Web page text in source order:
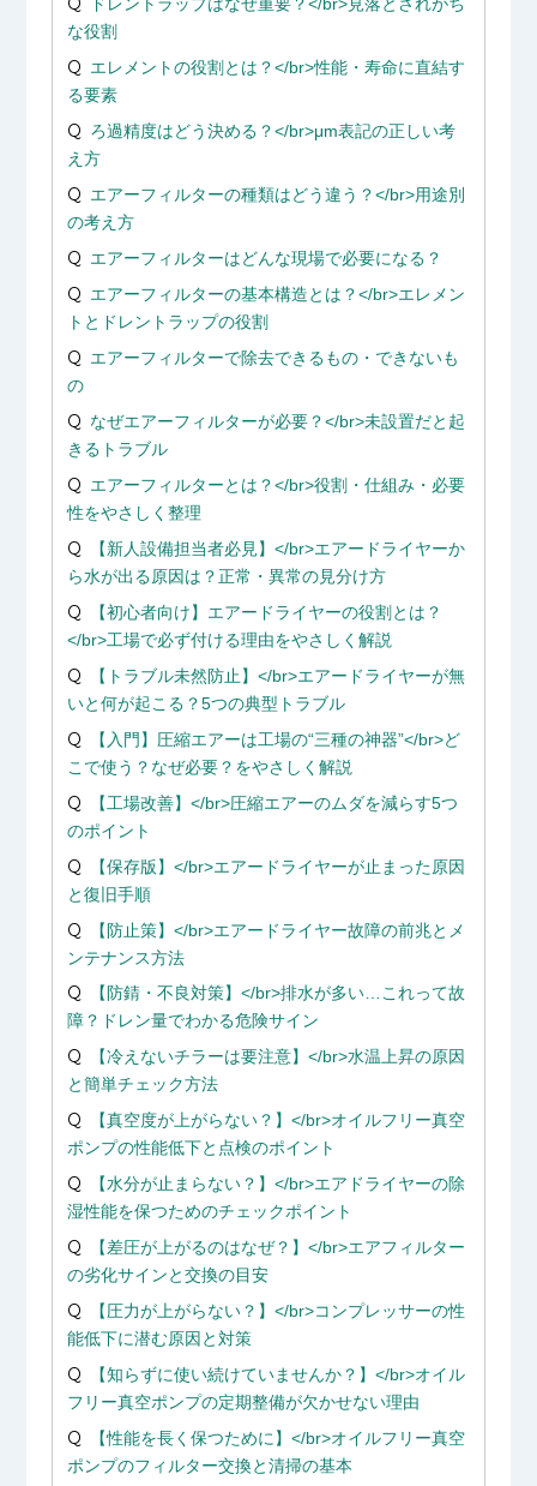
な役割
エレメントの役割とは？</br>性能・寿命に直結す
る要素
ろ過精度はどう決める？</br>μm表記の正しい考
え方
エアーフィルターの種類はどう違う？</br>用途別
の考え方
エアーフィルターはどんな現場で必要になる？
エアーフィルターの基本構造とは？</br>エレメン
トとドレントラップの役割
エアーフィルターで除去できるもの・できないも
の
なぜエアーフィルターが必要？</br>未設置だと起
きるトラブル
エアーフィルターとは？</br>役割・仕組み・必要
性をやさしく整理
【新人設備担当者必見】</br>エアードライヤーか
ら水が出る原因は？正常・異常の見分け方
【初心者向け】エアードライヤーの役割とは？
</br>工場で必ず付ける理由をやさしく解説
【トラブル未然防止】</br>エアードライヤーが無
いと何が起こる？5つの典型トラブル
【入門】圧縮エアーは工場の“三種の神器”</br>ど
こで使う？なぜ必要？をやさしく解説
【工場改善】</br>圧縮エアーのムダを減らす5つ
のポイント
【保存版】</br>エアードライヤーが止まった原因
と復旧手順
【防止策】</br>エアードライヤー故障の前兆とメ
ンテナンス方法
【防錆・不良対策】</br>排水が多い…これって故
障？ドレン量でわかる危険サイン
【冷えないチラーは要注意】</br>水温上昇の原因
と簡単チェック方法
【真空度が上がらない？】</br>オイルフリー真空
ポンプの性能低下と点検のポイント
【水分が止まらない？】</br>エアドライヤーの除
湿性能を保つためのチェックポイント
【差圧が上がるのはなぜ？】</br>エアフィルター
の劣化サインと交換の目安
【圧力が上がらない？】</br>コンプレッサーの性
能低下に潜む原因と対策
【知らずに使い続けていませんか？】</br>オイル
フリー真空ポンプの定期整備が欠かせない理由
【性能を長く保つために】</br>オイルフリー真空
ポンプのフィルター交換と清掃の基本